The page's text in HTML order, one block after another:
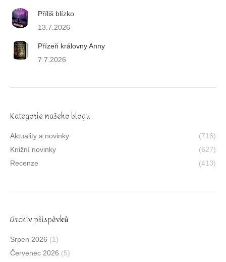
Příliš blízko
13.7.2026
Přízeň královny Anny
7.7.2026
Kategorie našeho blogu
Aktuality a novinky
(716)
Knižní novinky
(627)
Recenze
(413)
Archív příspěvků
Srpen 2026 (1)
Červenec 2026 (5)